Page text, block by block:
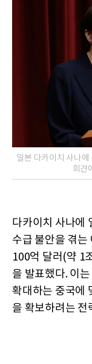
일본 다카이치 사나에
회견
다카이치 사나에
수급 불안을 겪는
100억 달러(약 1
을 발표했다. 이
확대하는 중국에
을 확보하려는 전